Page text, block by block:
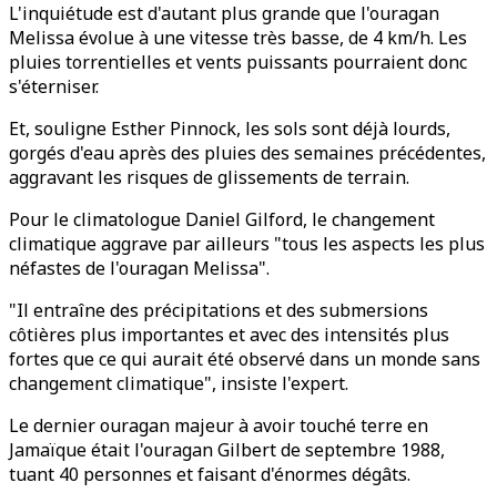
L'inquiétude est d'autant plus grande que l'ouragan
Melissa évolue à une vitesse très basse, de 4 km/h. Les
pluies torrentielles et vents puissants pourraient donc
s'éterniser.
Et, souligne Esther Pinnock, les sols sont déjà lourds,
gorgés d'eau après des pluies des semaines précédentes,
aggravant les risques de glissements de terrain.
Pour le climatologue Daniel Gilford, le changement
climatique aggrave par ailleurs "tous les aspects les plus
néfastes de l'ouragan Melissa".
"Il entraîne des précipitations et des submersions
côtières plus importantes et avec des intensités plus
fortes que ce qui aurait été observé dans un monde sans
changement climatique", insiste l'expert.
Le dernier ouragan majeur à avoir touché terre en
Jamaïque était l'ouragan Gilbert de septembre 1988,
tuant 40 personnes et faisant d'énormes dégâts.